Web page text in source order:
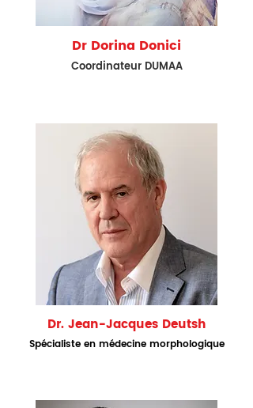
Dr Dorina Donici
CoordinateurDUMAA
Dr. Jean-Jacques Deutsh
Spécialiste en médecine morphologique